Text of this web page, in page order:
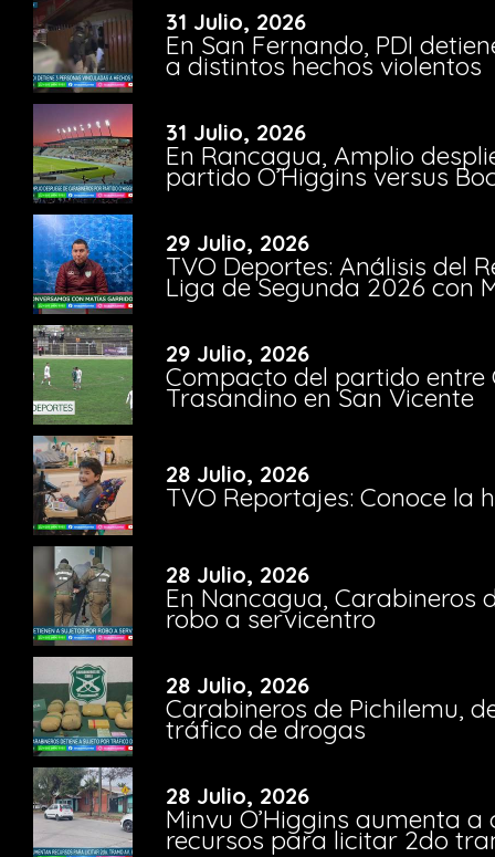
31 Julio, 2026
En San Fernando, PDI
a distintos hechos violentos
31 Julio, 2026
En Rancagua, Amplio
partido O’Higgins versus
29 Julio, 2026
TVO Deportes: Análisis del
Liga de Segunda 2026 con
29 Julio, 2026
Compacto del partido entre
Trasandino en San Vicente
28 Julio, 2026
TVO Reportajes: Conoce la
28 Julio, 2026
En Nancagua, Carabineros
robo a servicentro
28 Julio, 2026
Carabineros de Pichilemu,
tráfico de drogas
28 Julio, 2026
Minvu O’Higgins aumenta a
recursos para licitar 2do